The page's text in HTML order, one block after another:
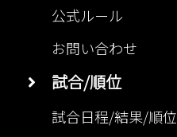
公式ルール
お問い合わせ
試合/順位
試合日程/結果/順位